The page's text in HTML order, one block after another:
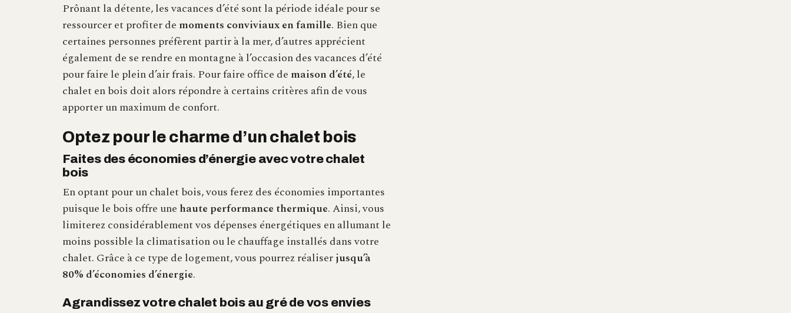
Prônant la détente, les vacances d’été sont la période idéale pour se
ressourcer et profiter de moments conviviaux en famille. Bien que
certaines personnes préfèrent partir à la mer, d’autres apprécient
également de se rendre en montagne à l’occasion des vacances d’été
pour faire le plein d’air frais. Pour faire office de maison d’été, le
chalet en bois doit alors répondre à certains critères afin de vous
apporter un maximum de confort.
Optez pour le charme d’un chalet bois
Faites des économies d’énergie avec votre chalet
bois
En optant pour un chalet bois, vous ferez des économies importantes
puisque le bois offre une haute performance thermique. Ainsi, vous
limiterez considérablement vos dépenses énergétiques en allumant le
moins possible la climatisation ou le chauffage installés dans votre
chalet. Grâce à ce type de logement, vous pourrez réaliserjusqu’à
80% d’économies d’énergie.
Agrandissez votre chalet bois au gré de vos envies